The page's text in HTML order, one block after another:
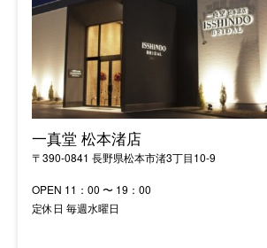
一真堂 松本渚店
〒390-0841 長野県松本市渚3丁目10-9
OPEN 11：00 〜 19：00
定休日 毎週水曜日